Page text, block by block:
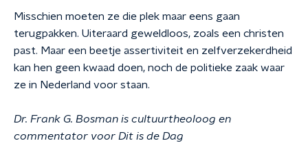
Misschien moeten ze die plek maar eens gaan
terugpakken. Uiteraard geweldloos, zoals een christen
past. Maar een beetje assertiviteit en zelfverzekerdheid
kan hen geen kwaad doen, noch de politieke zaak waar
ze in Nederland voor staan.
Dr. Frank G. Bosman is cultuurtheoloog en
commentator voor Dit is de Dag